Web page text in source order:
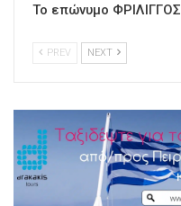
Το επώνυμο ΦΡΙΛΙΓΓΟΣ
PREV NEXT